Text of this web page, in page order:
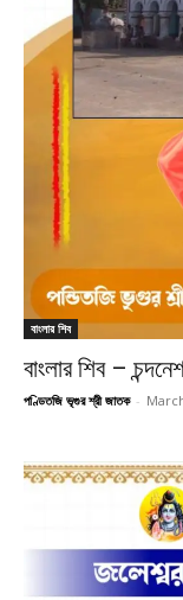
বাংলার শিব
বাংলার শিব –
পণ্ডিতজি ভৃগুর শ্রী জাতক -